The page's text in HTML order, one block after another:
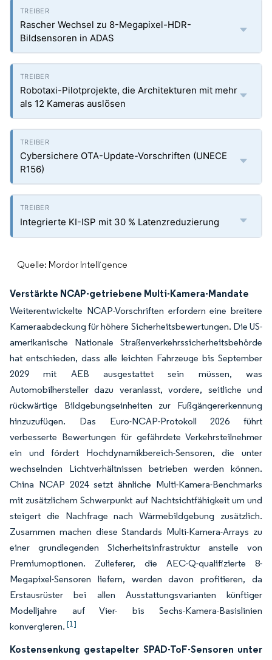
Rascher Wechsel zu 8-Megapixel-HDR-
Bildsensoren in ADAS
Robotaxi-Pilotprojekte, die Architekturen mit mehr
als 12 Kameras auslösen
Cybersichere OTA-Update-Vorschriften (UNECE
R156)
Integrierte KI-ISP mit 30 % Latenzreduzierung
Quelle: Mordor Intelligence
Verstärkte NCAP-getriebene Multi-Kamera-Mandate
Weiterentwickelte NCAP-Vorschriften erfordern eine breitere
Kameraabdeckung für höhere Sicherheitsbewertungen. Die US-
amerikanische Nationale Straßenverkehrssicherheitsbehörde
hat entschieden, dass alle leichten Fahrzeuge bis September
2029 mit AEB ausgestattet sein müssen, was
Automobilhersteller dazu veranlasst, vordere, seitliche und
rückwärtige Bildgebungseinheiten zur Fußgängererkennung
hinzuzufügen. Das Euro-NCAP-Protokoll 2026 führt
verbesserte Bewertungen für gefährdete Verkehrsteilnehmer
ein und fördert Hochdynamikbereich-Sensoren, die unter
wechselnden Lichtverhältnissen betrieben werden können.
China NCAP 2024 setzt ähnliche Multi-Kamera-Benchmarks
mit zusätzlichem Schwerpunkt auf Nachtsichtfähigkeit um und
steigert die Nachfrage nach Wärmebildgebung zusätzlich.
Zusammen machen diese Standards Multi-Kamera-Arrays zu
einer grundlegenden Sicherheitsinfrastruktur anstelle von
Premiumoptionen. Zulieferer, die AEC-Q-qualifizierte 8-
Megapixel-Sensoren liefern, werden davon profitieren, da
Erstausrüster bei allen Ausstattungsvarianten künftiger
Modelljahre auf Vier- bis Sechs-Kamera-Basislinien
konvergieren. [1]
Kostensenkung gestapelter SPAD-ToF-Sensoren unter